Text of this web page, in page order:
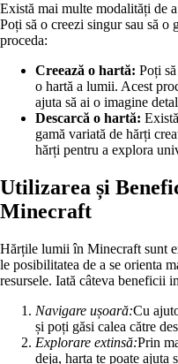
Există mai multe modalități de
Poți să o creezi singur sau să o
proceda:
Creează o hartă: Poți
o hartă a lumii. Acest
ajuta să ai o imagine
Descarcă o hartă:
gamă variată de hărți
hărți pentru a explora
Utilizarea și
Minecraft
Hărțile lumii în Minecraft sunt
le posibilitatea de a se orienta
resursele. Iată câteva beneficii
Navigare ușoară:Cu
și poți găsi calea către
Explorare extinsă:Prin
deja, harta te poate ajuta